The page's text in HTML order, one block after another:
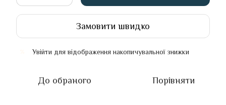
Замовити швидко
Увійти для відображення накопичувальної знижки
До обраного Порівняти